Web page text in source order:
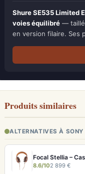
Shure SE535 Limited
voies équilibré — taillé
en version filaire. Ses
Produits similaires
ALTERNATIVES À
8.6/102 899 €